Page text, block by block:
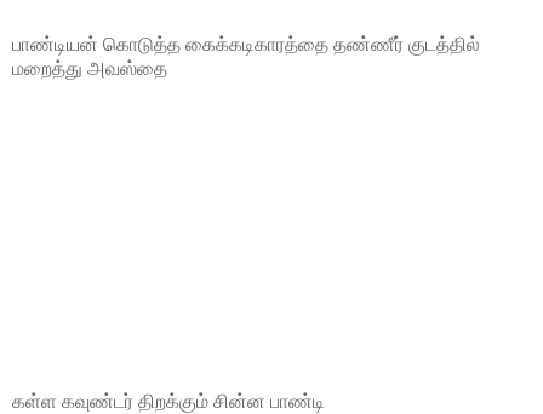
பாண்டியன் கொடுத்த கைக்கடிகாரத்தை தண்ணீர் குடத்தில்
மறைத்து அவஸ்தை
கள்ள கவுண்டர் திறக்கும் சின்ன பாண்டி